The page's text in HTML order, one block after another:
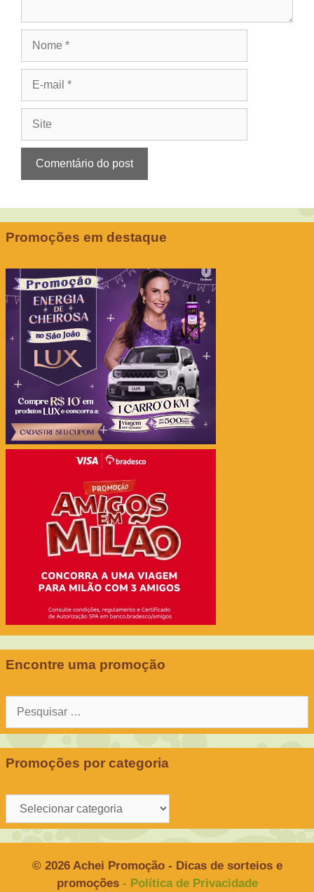
Promoções em destaque
Encontre uma promoção
Pesquisar
Promoções por categoria
Promoções
por
© 2026 Achei Promoção - Dicas de sorteios e
promoções - Política de Privacidade